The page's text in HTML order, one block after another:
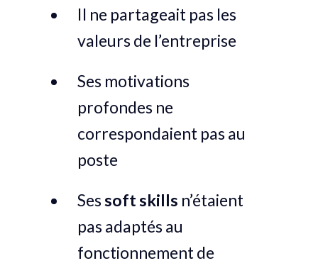
Il ne partageait pas les
valeurs de l’entreprise
Ses motivations
profondes ne
correspondaient pas au
poste
Sessoft skills n’étaient
pas adaptés au
fonctionnement de